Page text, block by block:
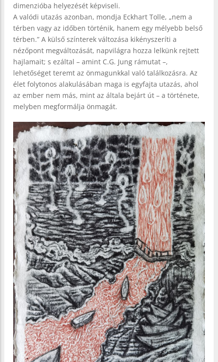
dimenzióba helyezését képviseli.
A valódi utazás azonban, mondja Eckhart Tolle, „nem a
térben vagy az időben történik, hanem egy mélyebb belső
térben.” A külső színterek változása kikényszeríti a
nézőpont megváltozását, napvilágra hozza lelkünk rejtett
hajlamait; s ezáltal – amint C.G. Jung rámutat –,
lehetőséget teremt az önmagunkkal való találkozásra. Az
élet folytonos alakulásában maga is egyfajta utazás, ahol
az ember nem más, mint az általa bejárt út – a története,
melyben megformálja önmagát.